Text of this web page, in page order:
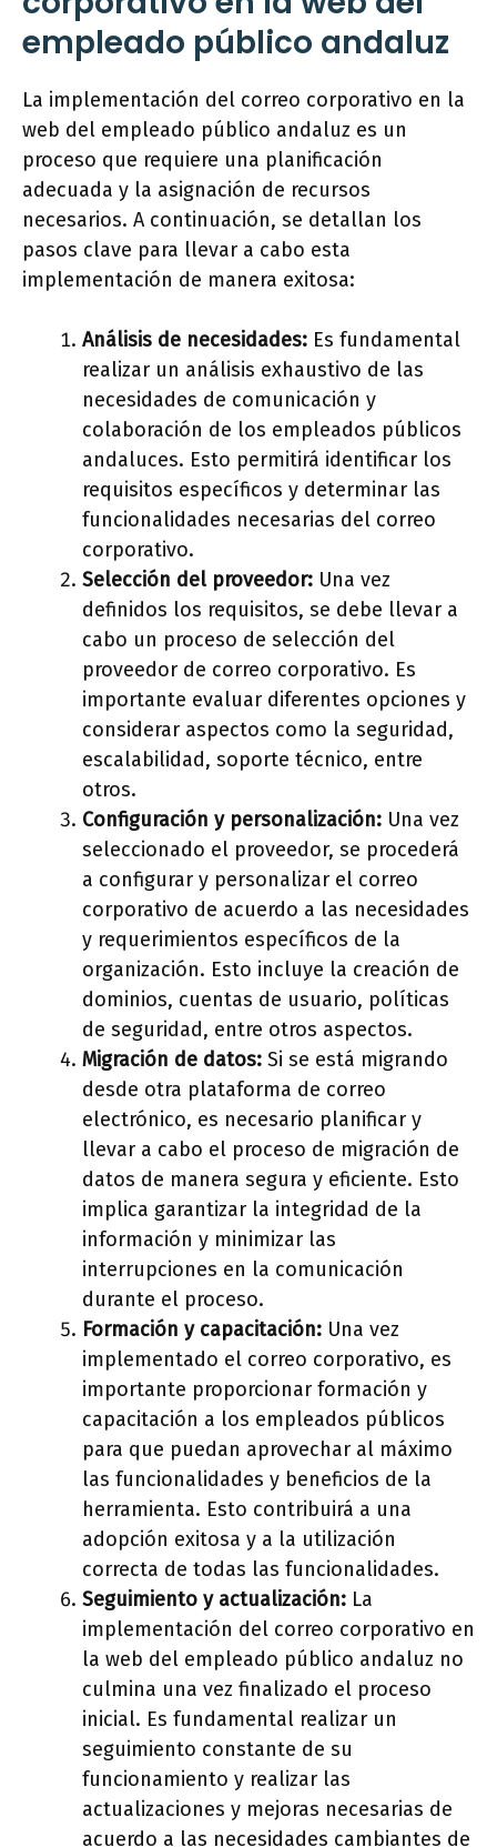
empleado público andaluz
La implementación del correo corporativo en la
web del empleado público andaluz es un
proceso que requiere una planificación
adecuada y la asignación de recursos
necesarios. A continuación, se detallan los
pasos clave para llevar a cabo esta
implementación de manera exitosa:
Análisis de necesidades: Es fundamental
realizar un análisis exhaustivo de las
necesidades de comunicación y
colaboración de los empleados públicos
andaluces. Esto permitirá identificar los
requisitos específicos y determinar las
funcionalidades necesarias del correo
corporativo.
Selección del proveedor: Una vez
definidos los requisitos, se debe llevar a
cabo un proceso de selección del
proveedor de correo corporativo. Es
importante evaluar diferentes opciones y
considerar aspectos como la seguridad,
escalabilidad, soporte técnico, entre
otros.
Configuración y personalización: Una vez
seleccionado el proveedor, se procederá
a configurar y personalizar el correo
corporativo de acuerdo a las necesidades
y requerimientos específicos de la
organización. Esto incluye la creación de
dominios, cuentas de usuario, políticas
de seguridad, entre otros aspectos.
Migración de datos: Si se está migrando
desde otra plataforma de correo
electrónico, es necesario planificar y
llevar a cabo el proceso de migración de
datos de manera segura y eficiente. Esto
implica garantizar la integridad de la
información y minimizar las
interrupciones en la comunicación
durante el proceso.
Formación y capacitación: Una vez
implementado el correo corporativo, es
importante proporcionar formación y
capacitación a los empleados públicos
para que puedan aprovechar al máximo
las funcionalidades y beneficios de la
herramienta. Esto contribuirá a una
adopción exitosa y a la utilización
correcta de todas las funcionalidades.
Seguimiento y actualización: La
implementación del correo corporativo en
la web del empleado público andaluz no
culmina una vez finalizado el proceso
inicial. Es fundamental realizar un
seguimiento constante de su
funcionamiento y realizar las
actualizaciones y mejoras necesarias de
acuerdo a las necesidades cambiantes de